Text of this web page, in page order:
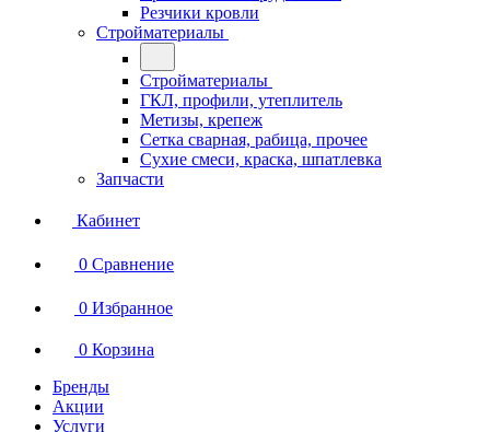
Резчики кровли
Стройматериалы
Стройматериалы
ГКЛ, профили, утеплитель
Метизы, крепеж
Сетка сварная, рабица, прочее
Сухие смеси, краска, шпатлевка
Запчасти
Кабинет
0 Сравнение
0 Избранное
0 Корзина
Бренды
Акции
Услуги